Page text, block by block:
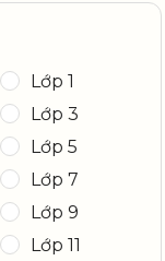
Lớp 1
Lớp 3
Lớp 5
Lớp 7
Lớp 9
Lớp 11